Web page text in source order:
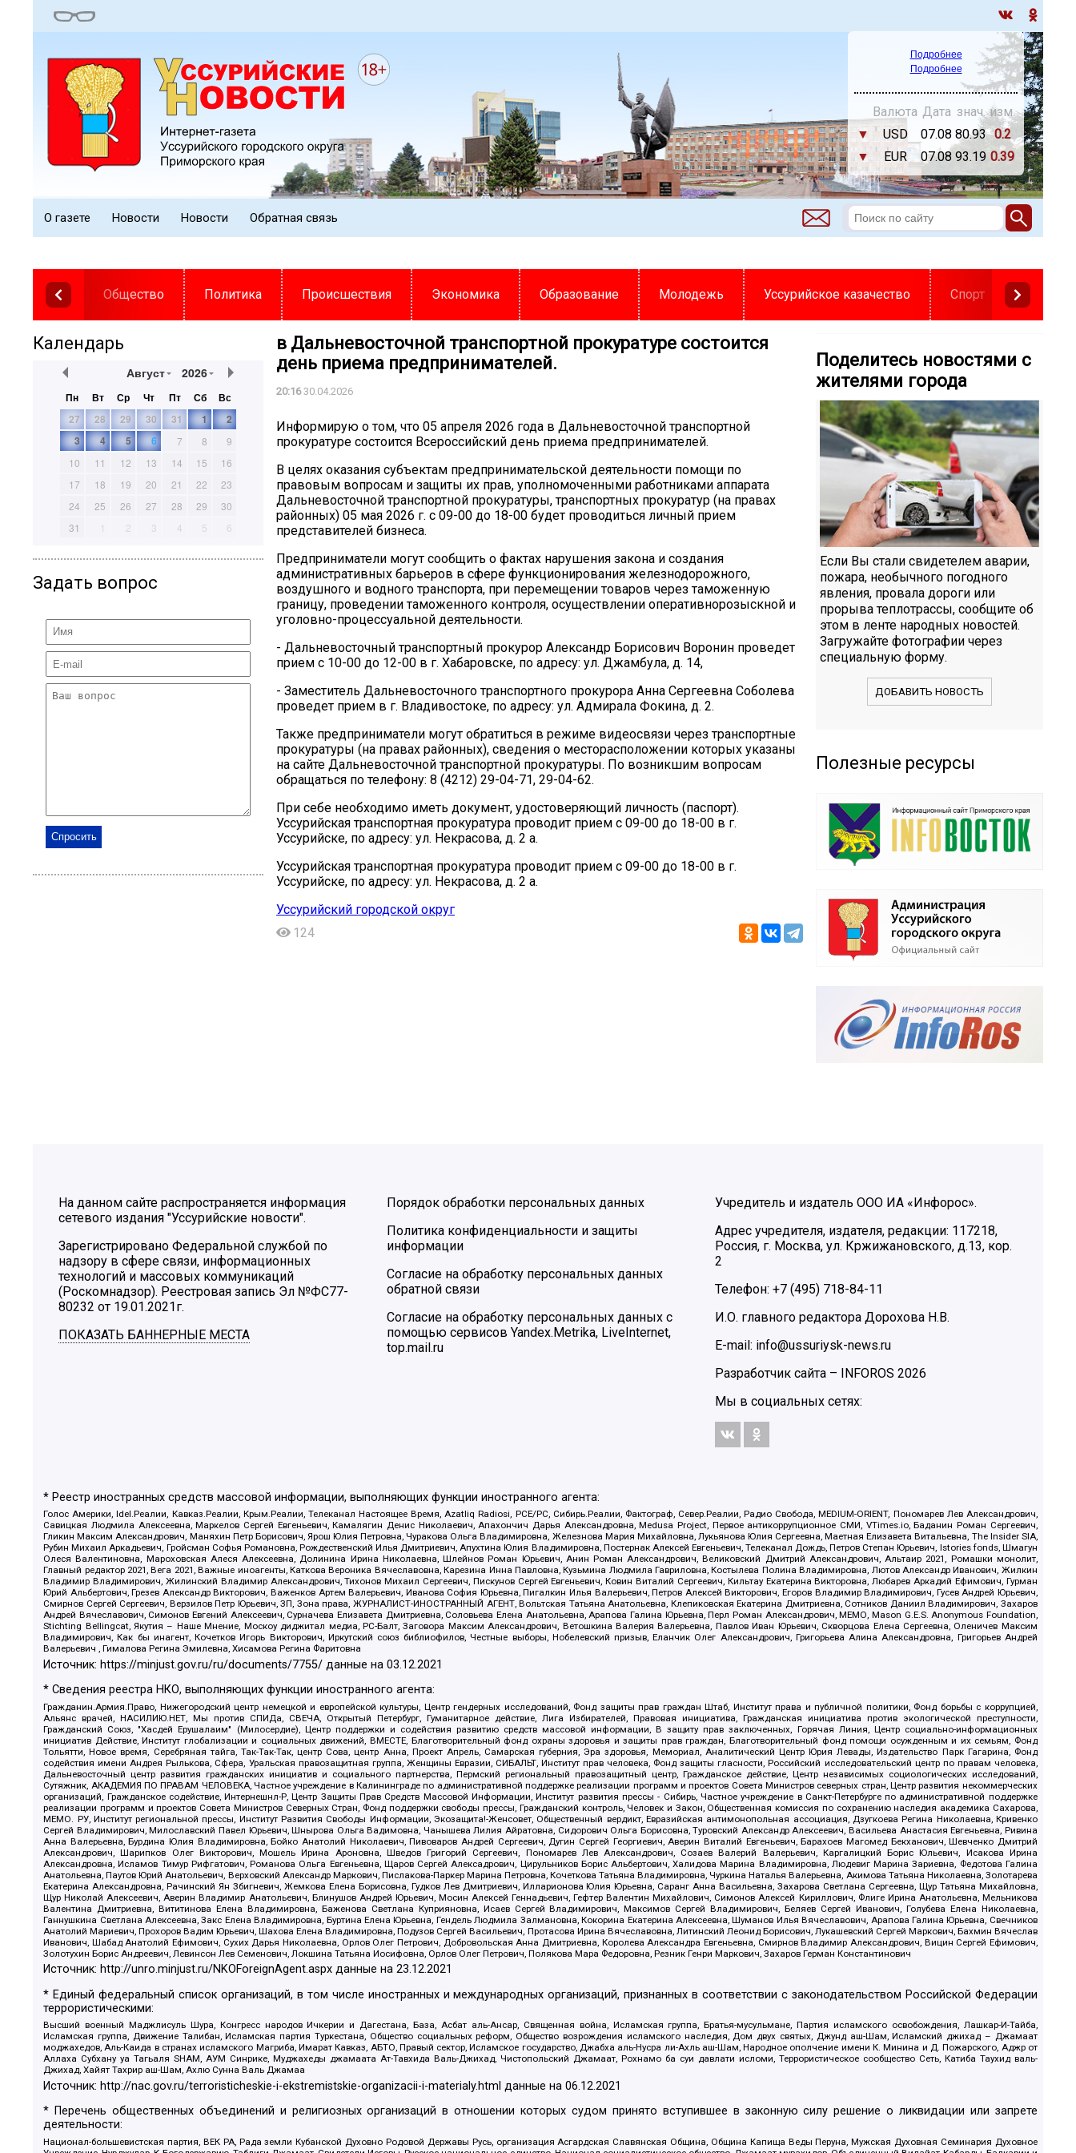
Подробнее
Подробнее
Валюта Дата знач. изм.
▼
USD 07.08 80.93 0.2
▼
EUR 07.08 93.19 0.39
О газете Новости Новости Обратная связь
Общество Политика Происшествия Экономика Образование Молодежь Уссурийское казачество Спорт
Календарь
Август 2026
Пн Вт Ср Чт Пт Сб
Вс
27
28 29 30 31 1
2
3
4 5 6 7 8
9
10
11 12 13 14 15
16
17
18 19 20 21 22
23
24
25 26 27 28 29
30
31
1 2 3 4 5 6
Задать вопрос
в Дальневосточной транспортной прокуратуре состоится
день приема предпринимателей.
20:1630.04.2026
Информирую о том, что 05 апреля 2026 года в Дальневосточной транспортной
прокуратуре состоится Всероссийский день приема предпринимателей.
В целях оказания субъектам предпринимательской деятельности помощи по
правовым вопросам и защиты их прав, уполномоченными работниками аппарата
Дальневосточной транспортной прокуратуры, транспортных прокуратур (на правах
районных) 05 мая 2026 г. с 09-00 до 18-00 будет проводиться личный прием
представителей бизнеса.
Предприниматели могут сообщить о фактах нарушения закона и создания
административных барьеров в сфере функционирования железнодорожного,
воздушного и водного транспорта, при перемещении товаров через таможенную
границу, проведении таможенного контроля, осуществлении оперативнорозыскной и
уголовно-процессуальной деятельности.
- Дальневосточный транспортный прокурор Александр Борисович Воронин проведет
прием с 10-00 до 12-00 в г. Хабаровске, по адресу: ул. Джамбула, д. 14,
- Заместитель Дальневосточного транспортного прокурора Анна Сергеевна Соболева
проведет прием в г. Владивостоке, по адресу: ул. Адмирала Фокина, д. 2.
Также предприниматели могут обратиться в режиме видеосвязи через транспортные
прокуратуры (на правах районных), сведения о месторасположении которых указаны
на сайте Дальневосточной транспортной прокуратуры. По возникшим вопросам
обращаться по телефону: 8 (4212) 29-04-71, 29-04-62.
При себе необходимо иметь документ, удостоверяющий личность (паспорт).
Уссурийская транспортная прокуратура проводит прием с 09-00 до 18-00 в г.
Уссурийске, по адресу: ул. Некрасова, д. 2 а.
Уссурийская транспортная прокуратура проводит прием с 09-00 до 18-00 в г.
Уссурийске, по адресу: ул. Некрасова, д. 2 а.
Уссурийский городской округ
124
Поделитесь новостями с
жителями города
Если Вы стали свидетелем аварии,
пожара, необычного погодного
явления, провала дороги или
прорыва теплотрассы, сообщите об
этом в ленте народных новостей.
Загружайте фотографии через
специальную форму.
ДОБАВИТЬ НОВОСТЬ
Полезные ресурсы
На данном сайте распространяется информация
сетевого издания "Уссурийские новости".
Зарегистрировано Федеральной службой по
надзору в сфере связи, информационных
технологий и массовых коммуникаций
(Роскомнадзор). Реестровая запись Эл №ФС77-
80232 от 19.01.2021г.
ПОКАЗАТЬ БАННЕРНЫЕ МЕСТА
Порядок обработки персональных данных
Политика конфиденциальности и защиты
информации
Согласие на обработку персональных данных
обратной связи
Согласие на обработку персональных данных с
помощью сервисов Yandex.Metrika, LiveInternet,
top.mail.ru
Учредитель и издатель ООО ИА «Инфорос».
Адрес учредителя, издателя, редакции: 117218,
Россия, г. Москва, ул. Кржижановского, д.13, кор.
2
Телефон: +7 (495) 718-84-11
И.О. главного редактора Дорохова Н.В.
E-mail: info@ussuriysk-news.ru
Разработчик сайта – INFOROS 2026
Мы в социальных сетях:
* Реестр иностранных средств массовой информации, выполняющих функции иностранного агента:
Голос Америки, Idel.Реалии, Кавказ.Реалии, Крым.Реалии, Телеканал Настоящее Время, Azatliq Radiosi, PCE/PC, Сибирь.Реалии, Фактограф, Север.Реалии, Радио Свобода, MEDIUM-ORIENT, Пономарев Лев Александрович,
Савицкая Людмила Алексеевна, Маркелов Сергей Евгеньевич, Камалягин Денис Николаевич, Апахончич Дарья Александровна, Medusa Project, Первое антикоррупционное СМИ, VTimes.io, Баданин Роман Сергеевич,
Гликин Максим Александрович, Маняхин Петр Борисович, Ярош Юлия Петровна, Чуракова Ольга Владимировна, Железнова Мария Михайловна, Лукьянова Юлия Сергеевна, Маетная Елизавета Витальевна, The Insider SIA,
Рубин Михаил Аркадьевич, Гройсман Софья Романовна, Рождественский Илья Дмитриевич, Апухтина Юлия Владимировна, Постернак Алексей Евгеньевич, Телеканал Дождь, Петров Степан Юрьевич, Istories fonds, Шмагун
Олеся Валентиновна, Мароховская Алеся Алексеевна, Долинина Ирина Николаевна, Шлейнов Роман Юрьевич, Анин Роман Александрович, Великовский Дмитрий Александрович, Альтаир 2021, Ромашки монолит,
Главный редактор 2021, Вега 2021, Важные иноагенты, Каткова Вероника Вячеславовна, Карезина Инна Павловна, Кузьмина Людмила Гавриловна, Костылева Полина Владимировна, Лютов Александр Иванович, Жилкин
Владимир Владимирович, Жилинский Владимир Александрович, Тихонов Михаил Сергеевич, Пискунов Сергей Евгеньевич, Ковин Виталий Сергеевич, Кильтау Екатерина Викторовна, Любарев Аркадий Ефимович, Гурман
Юрий Альбертович, Грезев Александр Викторович, Важенков Артем Валерьевич, Иванова София Юрьевна, Пигалкин Илья Валерьевич, Петров Алексей Викторович, Егоров Владимир Владимирович, Гусев Андрей Юрьевич,
Смирнов Сергей Сергеевич, Верзилов Петр Юрьевич, ЗП, Зона права, ЖУРНАЛИСТ-ИНОСТРАННЫЙ АГЕНТ, Вольтская Татьяна Анатольевна, Клепиковская Екатерина Дмитриевна, Сотников Даниил Владимирович, Захаров
Андрей Вячеславович, Симонов Евгений Алексеевич, Сурначева Елизавета Дмитриевна, Соловьева Елена Анатольевна, Арапова Галина Юрьевна, Перл Роман Александрович, МЕМО, Mason G.E.S. Anonymous Foundation,
Stichting Bellingcat, Якутия – Наше Мнение, Москоу диджитал медиа, РС-Балт, Заговора Максим Александрович, Ветошкина Валерия Валерьевна, Павлов Иван Юрьевич, Скворцова Елена Сергеевна, Оленичев Максим
Владимирович, Как бы инагент, Кочетков Игорь Викторович, Иркутский союз библиофилов, Честные выборы, Нобелевский призыв, Еланчик Олег Александрович, Григорьева Алина Александровна, Григорьев Андрей
Валерьевич , Гималова Регина Эмилевна, Хисамова Регина Фаритовна
Источник: https://minjust.gov.ru/ru/documents/7755/ данные на03.12.2021
* Сведения реестра НКО, выполняющих функции иностранного агента:
Гражданин.Армия.Право, Нижегородский центр немецкой и европейской культуры, Центр гендерных исследований, Фонд защиты прав граждан Штаб, Институт права и публичной политики, Фонд борьбы с коррупцией,
Альянс врачей, НАСИЛИЮ.НЕТ, Мы против СПИДа, СВЕЧА, Открытый Петербург, Гуманитарное действие, Лига Избирателей, Правовая инициатива, Гражданская инициатива против экологической преступности,
Гражданский Союз, "Хасдей Ерушалаим" (Милосердие), Центр поддержки и содействия развитию средств массовой информации, В защиту прав заключенных, Горячая Линия, Центр социально-информационных
инициатив Действие, Институт глобализации и социальных движений, ВМЕСТЕ, Благотворительный фонд охраны здоровья и защиты прав граждан, Благотворительный фонд помощи осужденным и их семьям, Фонд
Тольятти, Новое время, Серебряная тайга, Так-Так-Так, центр Сова, центр Анна, Проект Апрель, Самарская губерния, Эра здоровья, Мемориал, Аналитический Центр Юрия Левады, Издательство Парк Гагарина, Фонд
содействия имени Андрея Рылькова, Сфера, Уральская правозащитная группа, Женщины Евразии, СИБАЛЬТ, Институт прав человека, Фонд защиты гласности, Российский исследовательский центр по правам человека,
Дальневосточный центр развития гражданских инициатив и социального партнерства, Пермский региональный правозащитный центр, Гражданское действие, Центр независимых социологических исследований,
Сутяжник, АКАДЕМИЯ ПО ПРАВАМ ЧЕЛОВЕКА, Частное учреждение в Калининграде по административной поддержке реализации программ и проектов Совета Министров северных стран, Центр развития некоммерческих
организаций, Гражданское содействие, Интернешнл-Р, Центр Защиты Прав Средств Массовой Информации, Институт развития прессы - Сибирь, Частное учреждение в Санкт-Петербурге по административной поддержке
реализации программ и проектов Совета Министров Северных Стран, Фонд поддержки свободы прессы, Гражданский контроль, Человек и Закон, Общественная комиссия по сохранению наследия академика Сахарова,
МЕМО. РУ, Институт региональной прессы, Институт Развития Свободы Информации, Экозащита!-Женсовет, Общественный вердикт, Евразийская антимонопольная ассоциация, Дзугкоева Регина Николаевна, Кривенко
Сергей Владимирович, Милославский Павел Юрьевич, Шнырова Ольга Вадимовна, Чанышева Лилия Айратовна, Сидорович Ольга Борисовна, Туровский Александр Алексеевич, Васильева Анастасия Евгеньевна, Ривина
Анна Валерьевна, Бурдина Юлия Владимировна, Бойко Анатолий Николаевич, Пивоваров Андрей Сергеевич, Дугин Сергей Георгиевич, Аверин Виталий Евгеньевич, Барахоев Магомед Бекханович, Шевченко Дмитрий
Александрович, Шарипков Олег Викторович, Мошель Ирина Ароновна, Шведов Григорий Сергеевич, Пономарев Лев Александрович, Созаев Валерий Валерьевич, Каргалицкий Борис Юльевич, Исакова Ирина
Александровна, Исламов Тимур Рифгатович, Романова Ольга Евгеньевна, Щаров Сергей Алексадрович, Цирульников Борис Альбертович, Халидова Марина Владимировна, Людевиг Марина Зариевна, Федотова Галина
Анатольевна, Паутов Юрий Анатольевич, Верховский Александр Маркович, Пислакова-Паркер Марина Петровна, Кочеткова Татьяна Владимировна, Чуркина Наталья Валерьевна, Акимова Татьяна Николаевна, Золотарева
Екатерина Александровна, Рачинский Ян Збигневич, Жемкова Елена Борисовна, Гудков Лев Дмитриевич, Илларионова Юлия Юрьевна, Саранг Анна Васильевна, Захарова Светлана Сергеевна, Щур Татьяна Михайловна,
Щур Николай Алексеевич, Аверин Владимир Анатольевич, Блинушов Андрей Юрьевич, Мосин Алексей Геннадьевич, Гефтер Валентин Михайлович, Симонов Алексей Кириллович, Флиге Ирина Анатольевна, Мельникова
Валентина Дмитриевна, Вититинова Елена Владимировна, Баженова Светлана Куприяновна, Исаев Сергей Владимирович, Максимов Сергей Владимирович, Беляев Сергей Иванович, Голубева Елена Николаевна,
Ганнушкина Светлана Алексеевна, Закс Елена Владимировна, Буртина Елена Юрьевна, Гендель Людмила Залмановна, Кокорина Екатерина Алексеевна, Шуманов Илья Вячеславович, Арапова Галина Юрьевна, Свечников
Анатолий Мариевич, Прохоров Вадим Юрьевич, Шахова Елена Владимировна, Подузов Сергей Васильевич, Протасова Ирина Вячеславовна, Литинский Леонид Борисович, Лукашевский Сергей Маркович, Бахмин Вячеслав
Иванович, Шабад Анатолий Ефимович, Сухих Дарья Николаевна, Орлов Олег Петрович, Добровольская Анна Дмитриевна, Королева Александра Евгеньевна, Смирнов Владимир Александрович, Вицин Сергей Ефимович,
Золотухин Борис Андреевич, Левинсон Лев Семенович, Локшина Татьяна Иосифовна, Орлов Олег Петрович, Полякова Мара Федоровна, Резник Генри Маркович, Захаров Герман Константинович
Источник: http://unro.minjust.ru/NKOForeignAgent.aspx данные на23.12.2021
* Единый федеральный список организаций, в том числе иностранных и международных организаций, признанных в соответствии с законодательством Российской Федерации
террористическими:
Высший военный Маджлисуль Шура, Конгресс народов Ичкерии и Дагестана, База, Асбат аль-Ансар, Священная война, Исламская группа, Братья-мусульмане, Партия исламского освобождения, Лашкар-И-Тайба,
Исламская группа, Движение Талибан, Исламская партия Туркестана, Общество социальных реформ, Общество возрождения исламского наследия, Дом двух святых, Джунд аш-Шам, Исламский джихад – Джамаат
моджахедов, Аль-Каида в странах исламского Магриба, Имарат Кавказ, АБТО, Правый сектор, Исламское государство, Джабха аль-Нусра ли-Ахль аш-Шам, Народное ополчение имени К. Минина и Д. Пожарского, Аджр от
Аллаха Субхану уа Тагьаля SHAM, АУМ Синрике, Муджахеды джамаата Ат-Тавхида Валь-Джихад, Чистопольский Джамаат, Рохнамо ба суи давлати исломи, Террористическое сообщество Сеть, Катиба Таухид валь-
Джихад, Хайят Тахрир аш-Шам, Ахлю Сунна Валь Джамаа
Источник: http://nac.gov.ru/terroristicheskie-i-ekstremistskie-organizacii-i-materialy.html данные на06.12.2021
* Перечень общественных объединений и религиозных организаций в отношении которых судом принято вступившее в законную силу решение о ликвидации или запрете
деятельности:
Национал-большевистская партия, ВЕК РА, Рада земли Кубанской Духовно Родовой Державы Русь, организация Асгардская Славянская Община, Община Капища Веды Перуна, Мужская Духовная Семинария Духовное